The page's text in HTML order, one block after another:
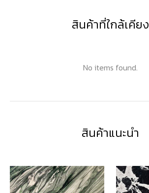
สินค้าที่ใกล้เคียง
No items found.
สินค้าแนะนำ